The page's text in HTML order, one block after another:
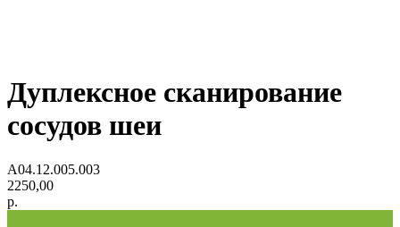
Дуплексное сканирование
сосудов шеи
A04.12.005.003
2250,00
р.